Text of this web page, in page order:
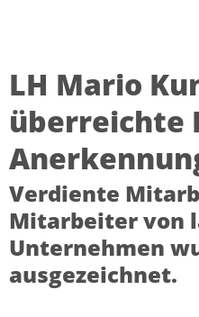
LH Mario
überreichte
Verdiente
Mitarbeiter von
Unternehmen
ausgezeichnet.